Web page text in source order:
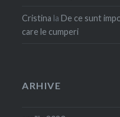
Cristina laDe ce sunt
care le cumperi
ARHIVE